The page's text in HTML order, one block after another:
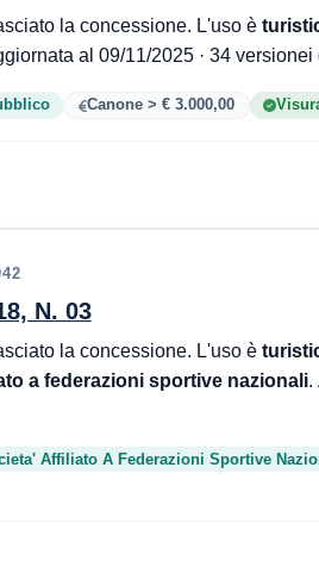
Comune di Nocera Terinese è l'ente che ha rilasciato la concessione. L'uso è
. Aggiornata al 09/11/2025 ·
Canone > € 3.000,00
N. 03
Comune di Nocera Terinese è l'ente che ha rilasciato la concessione. L'uso è
a federazioni sportive nazionali. Aggiornata al
Affiliato A Federazioni Sportive